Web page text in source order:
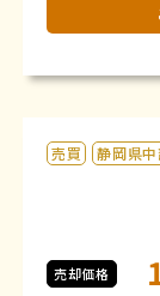
売買 静岡県
売却価格